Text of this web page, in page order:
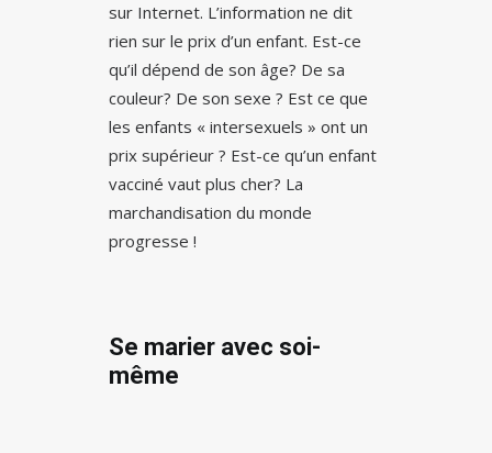
sur Internet. L’information ne dit
rien sur le prix d’un enfant. Est-ce
qu’il dépend de son âge? De sa
couleur? De son sexe ? Est ce que
les enfants « intersexuels » ont un
prix supérieur ? Est-ce qu’un enfant
vacciné vaut plus cher? La
marchandisation du monde
progresse !
Se marier avec soi-
même